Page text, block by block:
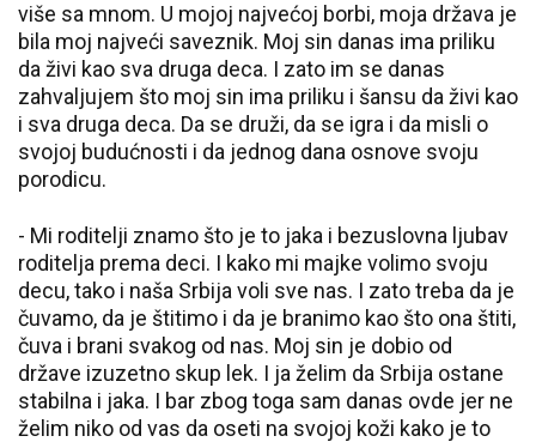
više sa mnom. U mojoj najvećoj borbi, moja država je
bila moj najveći saveznik. Moj sin danas ima priliku
da živi kao sva druga deca. I zato im se danas
zahvaljujem što moj sin ima priliku i šansu da živi kao
i sva druga deca. Da se druži, da se igra i da misli o
svojoj budućnosti i da jednog dana osnove svoju
porodicu.
- Mi roditelji znamo što je to jaka i bezuslovna ljubav
roditelja prema deci. I kako mi majke volimo svoju
decu, tako i naša Srbija voli sve nas. I zato treba da je
čuvamo, da je štitimo i da je branimo kao što ona štiti,
čuva i brani svakog od nas. Moj sin je dobio od
države izuzetno skup lek. I ja želim da Srbija ostane
stabilna i jaka. I bar zbog toga sam danas ovde jer ne
želim niko od vas da oseti na svojoj koži kako je to